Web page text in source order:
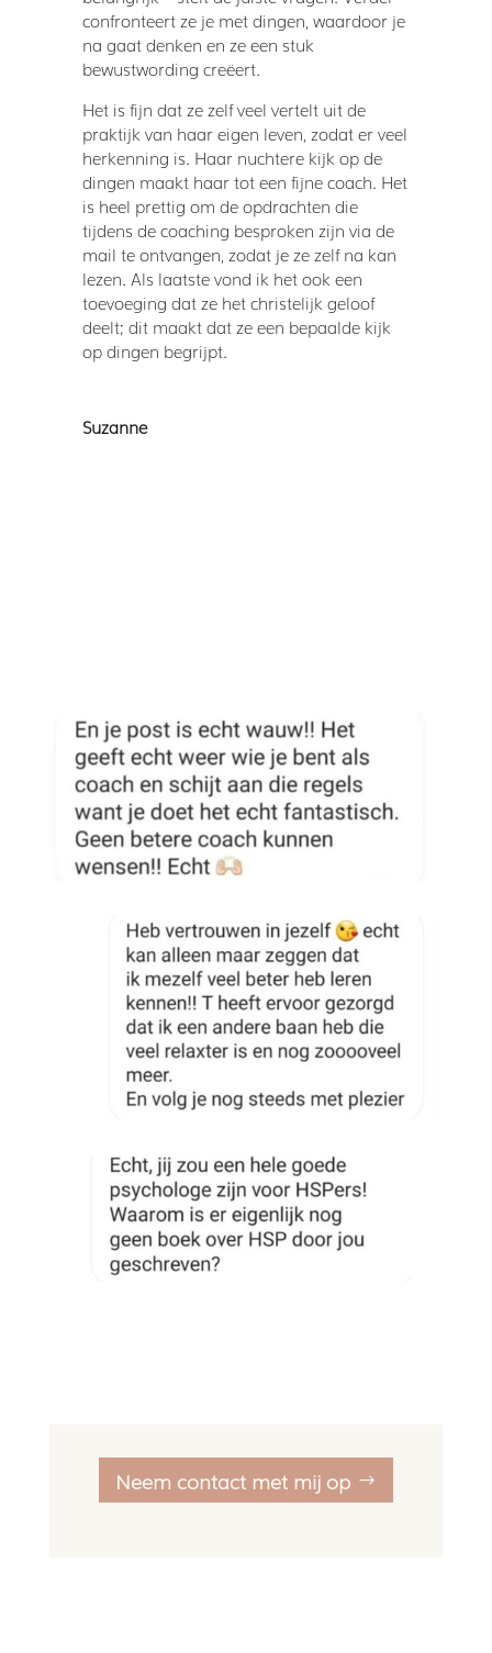
confronteert ze je met dingen, waardoor je
na gaat denken en ze een stuk
bewustwording creëert.
Het is fijn dat ze zelf veel vertelt uit de
praktijk van haar eigen leven, zodat er veel
herkenning is. Haar nuchtere kijk op de
dingen maakt haar tot een fijne coach. Het
is heel prettig om de opdrachten die
tijdens de coaching besproken zijn via de
mail te ontvangen, zodat je ze zelf na kan
lezen. Als laatste vond ik het ook een
toevoeging dat ze het christelijk geloof
deelt; dit maakt dat ze een bepaalde kijk
op dingen begrijpt.
Suzanne
Neem contact met mij op